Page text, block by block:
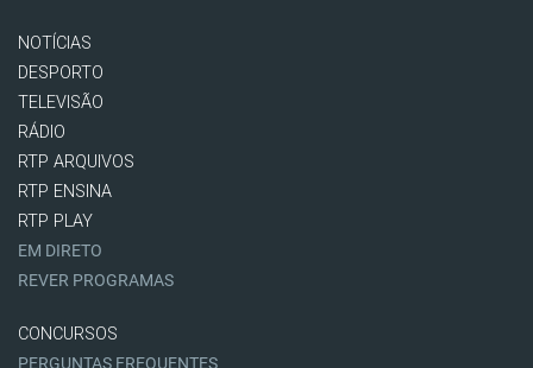
NOTÍCIAS
DESPORTO
TELEVISÃO
RÁDIO
RTP ARQUIVOS
RTP ENSINA
RTP PLAY
EM DIRETO
REVER PROGRAMAS
CONCURSOS